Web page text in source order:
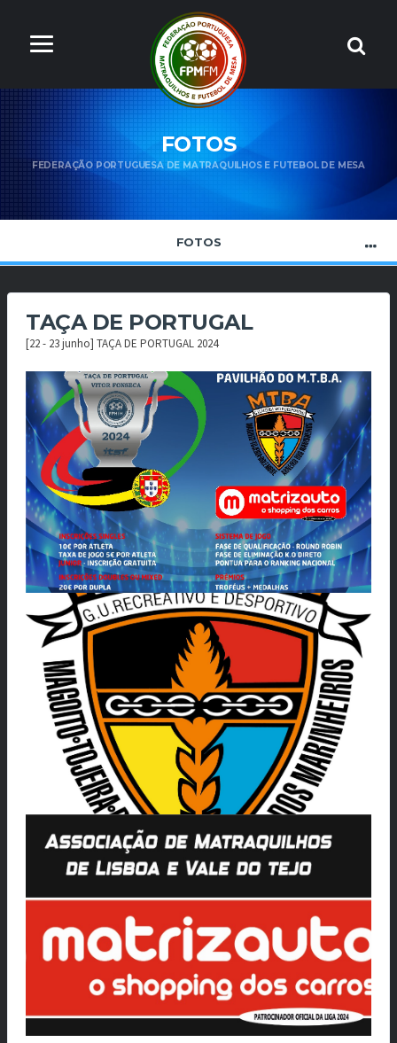
FOTOS
FEDERAÇÃO PORTUGUESA DE MATRAQUILHOS E FUTEBOL DE MESA
FOTOS
TAÇA DE PORTUGAL
[22 - 23 junho] TAÇA DE PORTUGAL 2024